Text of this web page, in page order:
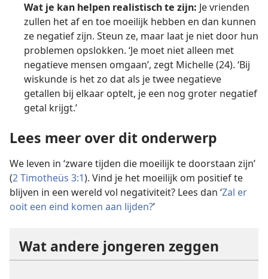
Wat je kan helpen realistisch te zijn: Je vrienden
zullen het af en toe moeilijk hebben en dan kunnen
ze negatief zijn. Steun ze, maar laat je niet door hun
problemen opslokken. ‘Je moet niet alleen met
negatieve mensen omgaan’, zegt Michelle (24). ‘Bij
wiskunde is het zo dat als je twee negatieve
getallen bij elkaar optelt, je een nog groter negatief
getal krijgt.’
Lees meer over dit onderwerp
We leven in ‘zware tijden die moeilijk te doorstaan zijn’
(2 Timotheüs 3:1). Vind je het moeilijk om positief te
blijven in een wereld vol negativiteit? Lees dan ‘Zal er
ooit een eind komen aan lijden?’
Wat andere jongeren zeggen